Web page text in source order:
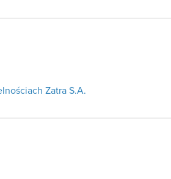
Zatra S.A.